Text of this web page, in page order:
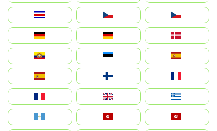
Costa Rica
Czechia
Česko
Deutschland
Germany
Danmark
Ecuador
Eesti
Spain
España
Suomi
France
France
United Kingdom
Ελλάδα
Guatemala
Hong Kong
中國香港特別行政區